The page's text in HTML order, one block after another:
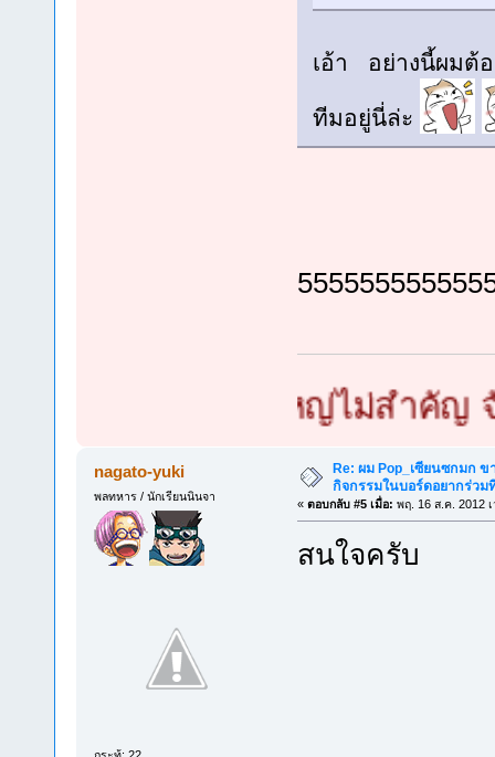
เอ้า อย่างนี้ผมต้
ทีมอยู่นี่ล่ะ
ซกมก เล็กใหญ่ไม่สำคัญ จัดท่
nagato-yuki
พลทหาร / นักเรียนนินจา
Re: ผม Pop_เซียนซกมก
กิจกรรมในบอร์ดอยากร่ว
« ตอบกลับ #5 เมื่อ: พฤ. 16 ส.ค. 2012
สนใจครับ